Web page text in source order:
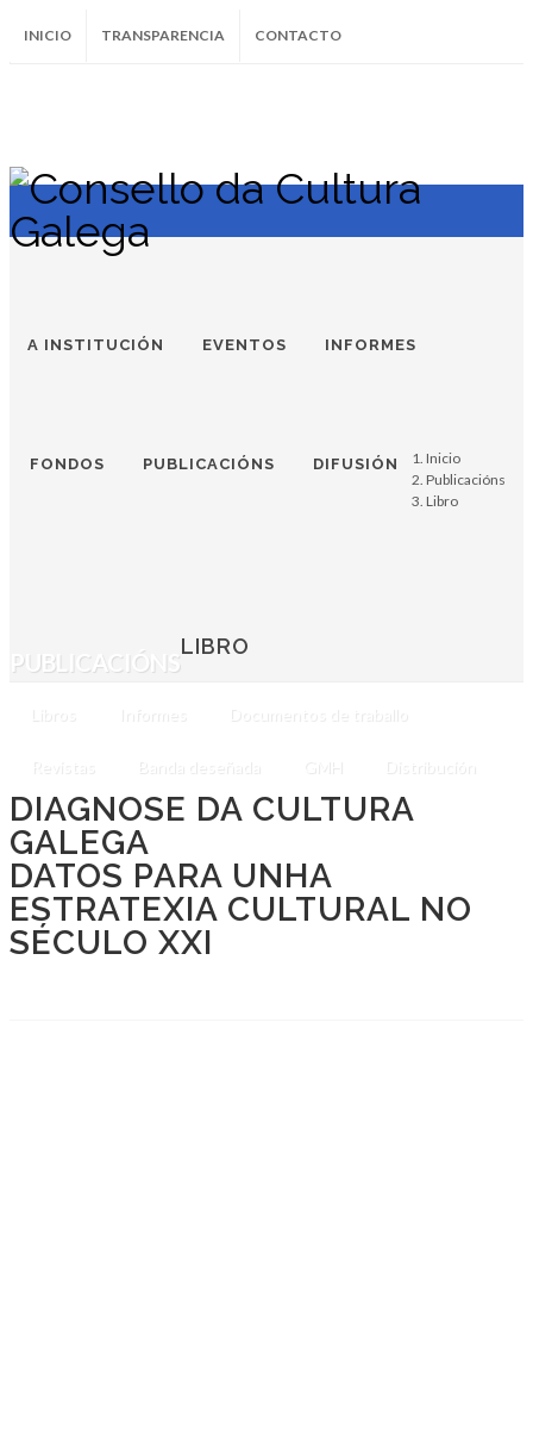
INICIO TRANSPARENCIA CONTACTO
InstagramFacebookTwitter Soundcloud
Youtube
A INSTITUCIÓN EVENTOS INFORMES
FONDOS PUBLICACIÓNS DIFUSIÓN
PUBLICACIÓNS
LIBRO
Inicio
Publicacións
Libro
DIAGNOSE DA CULTURA
GALEGA
DATOS PARA UNHA
ESTRATEXIA CULTURAL NO
SÉCULO XXI